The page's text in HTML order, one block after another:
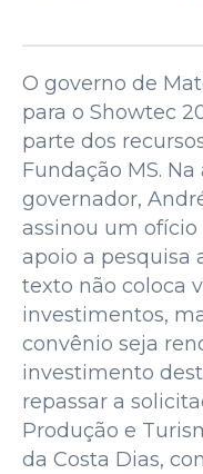
O governo de
para o Showtec
parte dos
Fundação MS.
governador,
assinou um
apoio a pesquisa
texto não coloca
investimentos,
convênio seja
investimento
repassar a
Produção e
da Costa Dias,